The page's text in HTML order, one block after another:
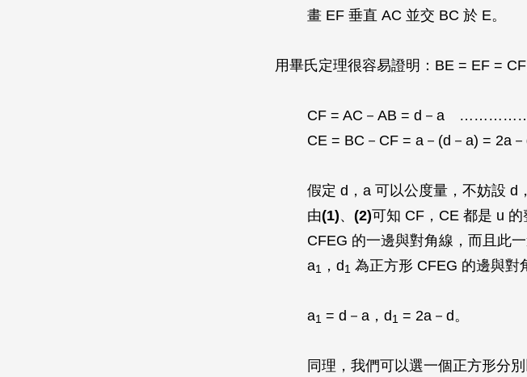
畫 EF 垂直 AC 並交 BC 於 E。
用畢氏定理很容易證明： BE = EF = CF
CF = AC － AB = d － a
CE = BC － CF = a －(d － a) = 2a －
假定 d ， a 可以公度量，不妨設 d ，
由(1)、 (2)可知 CF ， CE 都是 u 的
CFEG 的一邊與對角線，而且此
a1 ， d 1 為正方形 CFEG 的邊與對
a1 = d － a ， d 1 = 2a － d。
同理，我們可以選一個正方形分